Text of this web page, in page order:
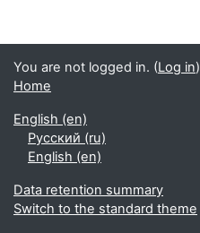
You are not logged in. (Log in)
Home
English ‎(en)‎
Русский ‎(ru)‎
English ‎(en)‎
Data retention summary
Switch to the standard theme